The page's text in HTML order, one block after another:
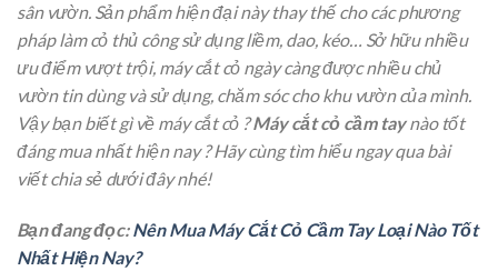
sân vườn. Sản phẩm hiện đại này thay thế cho các phương
pháp làm cỏ thủ công sử dụng liềm, dao, kéo… Sở hữu nhiều
ưu điểm vượt trội, máy cắt cỏ ngày càng được nhiều chủ
vườn tin dùng và sử dụng, chăm sóc cho khu vườn của mình.
Vậy bạn biết gì về máy cắt cỏ ?Máy cắt cỏ cầm tay nào tốt
đáng mua nhất hiện nay ? Hãy cùng tìm hiểu ngay qua bài
viết chia sẻ dưới đây nhé!
Bạn đang đọc:Nên Mua Máy Cắt Cỏ Cầm Tay Loại Nào Tốt
Nhất Hiện Nay?